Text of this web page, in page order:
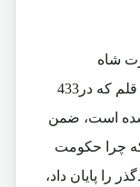
شاه
محمودخان غازی از 1325 تا 1332" از این قلم که در433
چاپ شده است، ضمن
چرا حکومت
را پایان داد،